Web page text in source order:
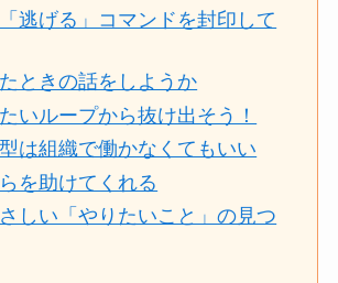
逃げる」コマンドを封印して
ときの話をしようか
いループから抜け出そう！
は組織で働かなくてもいい
を助けてくれる
しい「やりたいこと」の見つ